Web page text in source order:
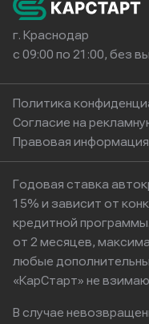
г. Краснодар
с 09:00 по 21:00, без
Политика
Согласие на
Правовая информация
Годовая ставка
15% и зависит от
кредитной
от 2 месяцев,
любые
«КарСтарт» не
В случае